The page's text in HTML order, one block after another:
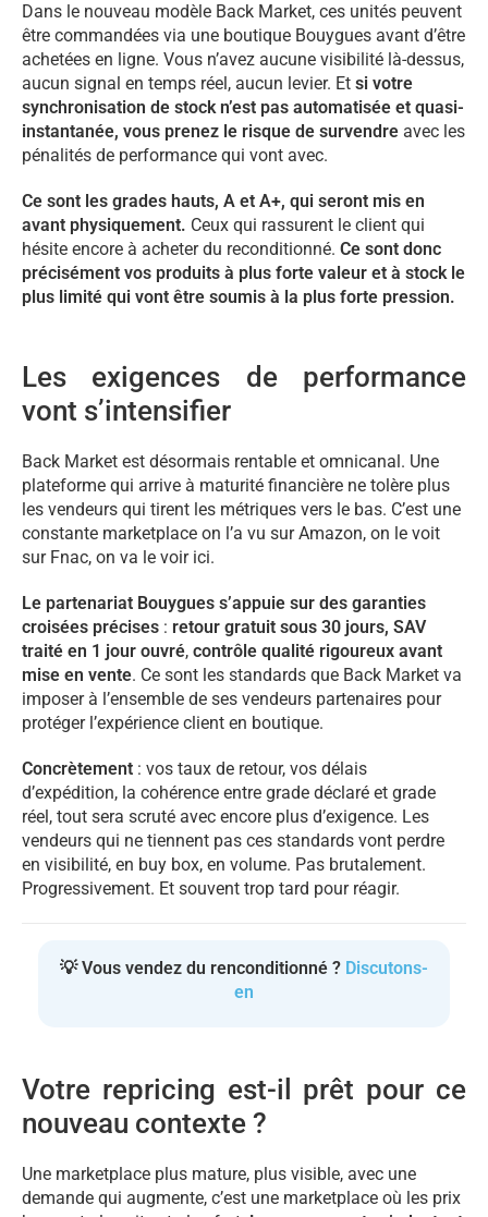
Dans le nouveau modèle Back Market, ces unités peuvent
être commandées via une boutique Bouygues avant d’être
achetées en ligne. Vous n’avez aucune visibilité là-dessus,
aucun signal en temps réel, aucun levier. Et si votre
synchronisation de stock n’est pas automatisée et quasi-
instantanée, vous prenez le risque de survendre avec les
pénalités de performance qui vont avec.
Ce sont les grades hauts, A et A+, qui seront mis en
avant physiquement. Ceux qui rassurent le client qui
hésite encore à acheter du reconditionné. Ce sont donc
précisément vos produits à plus forte valeur et à stock le
plus limité qui vont être soumis à la plus forte pression.
Les exigences de performance
vont s’intensifier
Back Market est désormais rentable et omnicanal. Une
plateforme qui arrive à maturité financière ne tolère plus
les vendeurs qui tirent les métriques vers le bas. C’est une
constante marketplace on l’a vu sur Amazon, on le voit
sur Fnac, on va le voir ici.
Le partenariat Bouygues s’appuie sur des garanties
croisées précises : retour gratuit sous 30 jours, SAV
traité en 1 jour ouvré, contrôle qualité rigoureux avant
mise en vente. Ce sont les standards que Back Market va
imposer à l’ensemble de ses vendeurs partenaires pour
protéger l’expérience client en boutique.
Concrètement : vos taux de retour, vos délais
d’expédition, la cohérence entre grade déclaré et grade
réel, tout sera scruté avec encore plus d’exigence. Les
vendeurs qui ne tiennent pas ces standards vont perdre
en visibilité, en buy box, en volume. Pas brutalement.
Progressivement. Et souvent trop tard pour réagir.
💡 Vous vendez du renconditionné ? Discutons-
en
Votre repricing est-il prêt pour ce
nouveau contexte ?
Une marketplace plus mature, plus visible, avec une
demande qui augmente, c’est une marketplace où les prix